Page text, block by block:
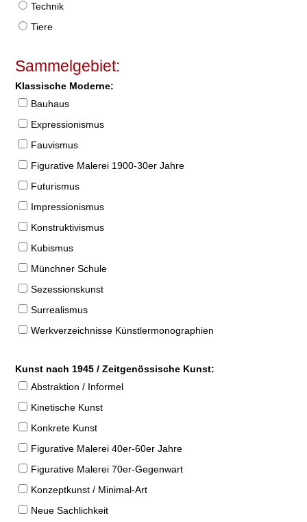
Technik
Tiere
Sammelgebiet:
Klassische Moderne:
Bauhaus
Expressionismus
Fauvismus
Figurative Malerei 1900-30er Jahre
Futurismus
Impressionismus
Konstruktivismus
Kubismus
Münchner Schule
Sezessionskunst
Surrealismus
Werkverzeichnisse Künstlermonographien
Kunst nach 1945 / Zeitgenössische Kunst:
Abstraktion / Informel
Kinetische Kunst
Konkrete Kunst
Figurative Malerei 40er-60er Jahre
Figurative Malerei 70er-Gegenwart
Konzeptkunst / Minimal-Art
Neue Sachlichkeit